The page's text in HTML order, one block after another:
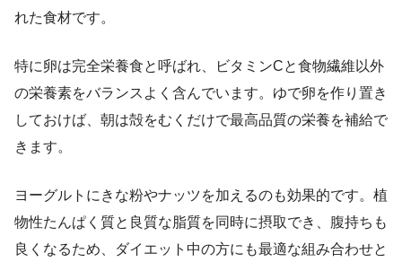
れた食材です。
特に卵は完全栄養食と呼ばれ、ビタミンCと食物繊維以外
の栄養素をバランスよく含んでいます。ゆで卵を作り置き
しておけば、朝は殻をむくだけで最高品質の栄養を補給で
きます。
ヨーグルトにきな粉やナッツを加えるのも効果的です。植
物性たんぱく質と良質な脂質を同時に摂取でき、腹持ちも
良くなるため、ダイエット中の方にも最適な組み合わせと